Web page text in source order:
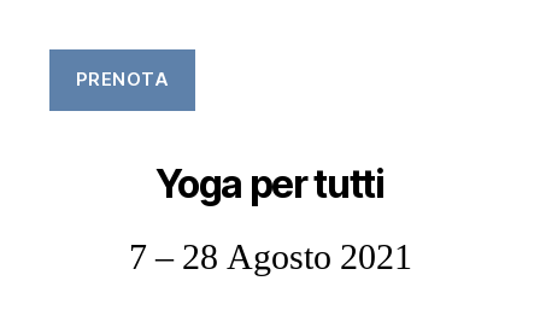
PRENOTA
Yoga per tutti
7 – 28 Agosto 2021